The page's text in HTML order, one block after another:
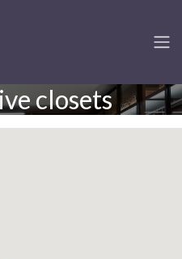
closets